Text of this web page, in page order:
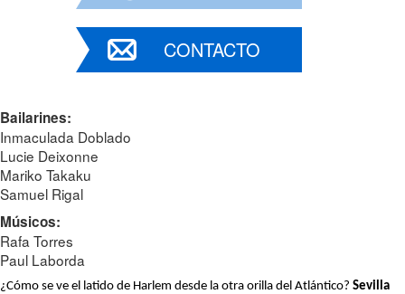
CONTACTO
Bailarines:
Inmaculada Doblado
Lucie Deixonne
Mariko Takaku
Samuel Rigal
Músicos:
Rafa Torres
Paul Laborda
¿Cómo se ve el latido de Harlem desde la otra orilla del Atlántico? Sevilla